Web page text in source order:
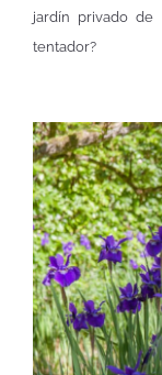
jardín privado de
tentador?